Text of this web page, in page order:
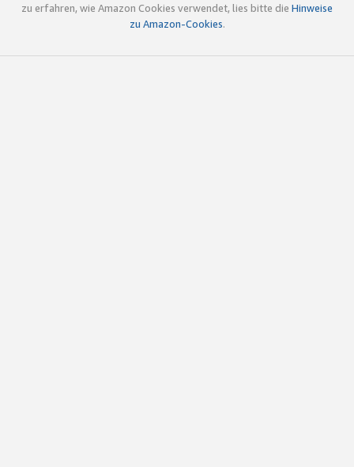
zu erfahren, wie Amazon Cookies verwendet, lies bitte die Hinweise
zu Amazon-Cookies.